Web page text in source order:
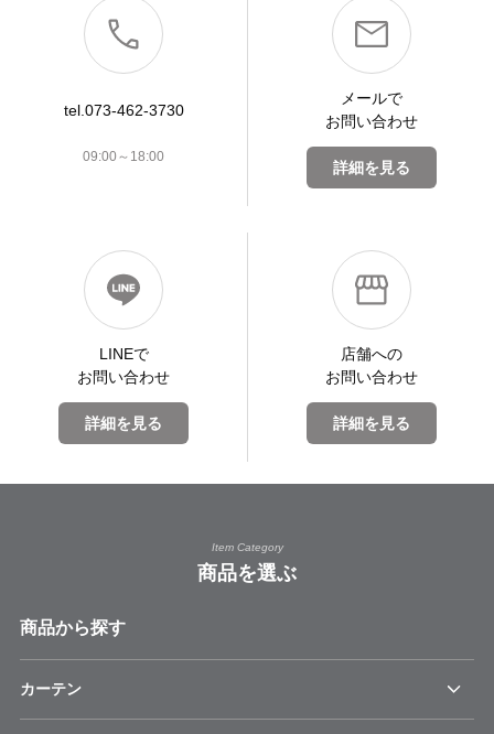
tel.073-462-3730
09:00～18:00
メールで
お問い合わせ
詳細を見る
LINEで
お問い合わせ
詳細を見る
店舗への
お問い合わせ
詳細を見る
Item Category
商品を選ぶ
商品から探す
カーテン